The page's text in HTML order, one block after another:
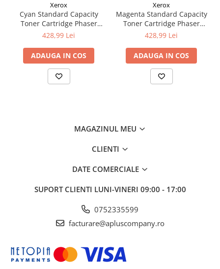
Xerox
Cyan Standard Capacity
Toner Cartridge Phaser
6510/WorkCentre 6515
428,99 Lei
ADAUGA IN COS
Xerox
Magenta Standard Capacity
Toner Cartridge Phaser
6510/WorkCentre 6515
428,99 Lei
ADAUGA IN COS
MAGAZINUL MEU
CLIENTI
DATE COMERCIALE
SUPORT CLIENTI LUNI-VINERI 09:00 - 17:00
0752335599
facturare@apluscompany.ro